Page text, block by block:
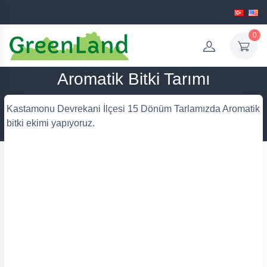
0
Aromatik Bitki Tarımı
Kastamonu Devrekani İlçesi 15 Dönüm Tarlamızda Aromatik
bitki ekimi yapıyoruz.